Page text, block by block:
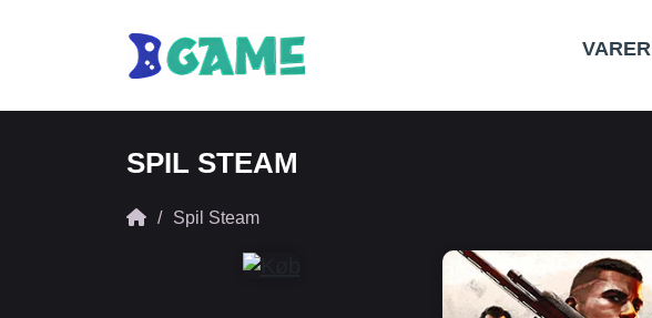
VARER
SPIL STEAM
Spil Steam